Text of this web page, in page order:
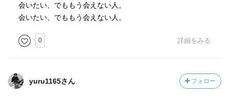
会いたい、でももう会えない人。
会いたい、でももう会えない人。
0 詳細をみる
yuru1165さん フォロー